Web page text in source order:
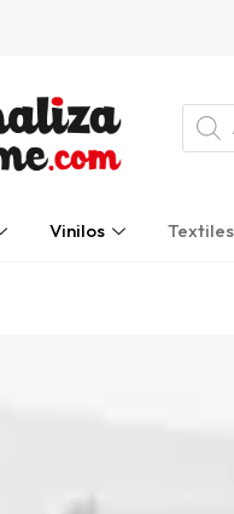
de
Vinilos Textiles